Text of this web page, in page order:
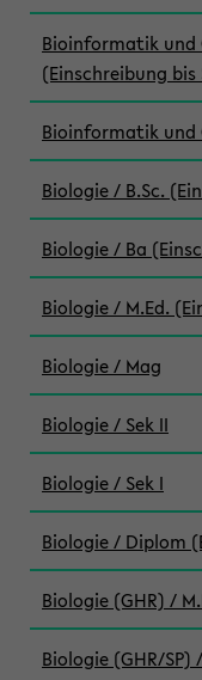
Bioinformatik und
(Einschreibung bis
Bioinformatik und
Biologie / B.Sc.
Biologie / Ba
Biologie / M.Ed.
Biologie / Mag
Biologie / Sek II
Biologie / Sek I
Biologie / Diplom
Biologie (GHR) /
Biologie (GHR/SP)